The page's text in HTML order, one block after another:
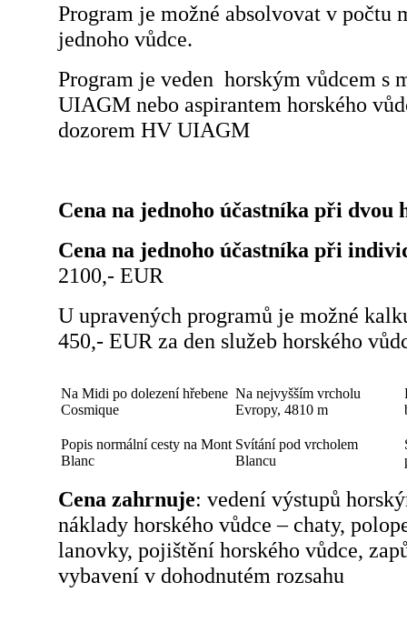
Program je možné absolvovat v počtu
jednoho vůdce.
Program je veden horským vůdcem s
UIAGM nebo aspirantem horského
dozorem HV UIAGM
Cena na jednoho účastníka při dvou
Cena na jednoho účastníka při
2100,- EUR
U upravených programů je možné
450,- EUR za den služeb horského
Na Midi po dolezení hřebene
Cosmique
Na nejvyšším vrcholu
Evropy, 4810 m
Popis normální cesty na Mont
Blanc
Svítání pod vrcholem
Blancu
Cena zahrnuje: vedení výstupů
náklady horského vůdce – chaty,
lanovky, pojištění horského vůdce,
vybavení v dohodnutém rozsahu